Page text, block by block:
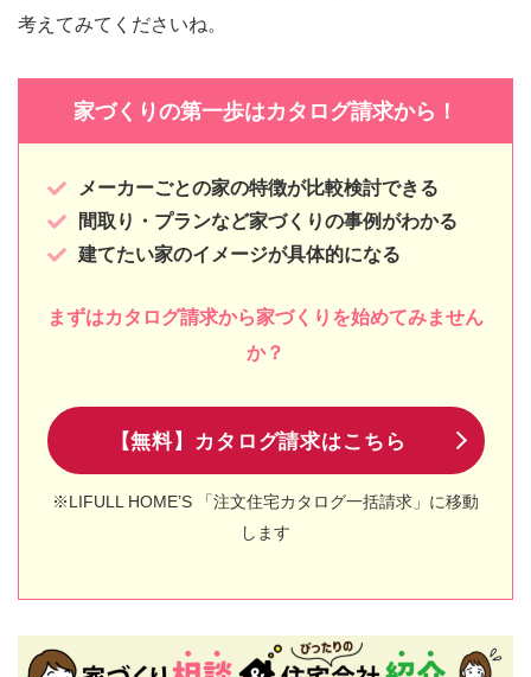
考えてみてくださいね。
家づくりの第一歩はカタログ請求から！
メーカーごとの家の特徴が比較検討できる
間取り・プランなど家づくりの事例がわかる
建てたい家のイメージが具体的になる
まずはカタログ請求から家づくりを始めてみません
か？
【無料】カタログ請求はこちら
※LIFULL HOME’S 「注文住宅カタログ一括請求」に移動
します